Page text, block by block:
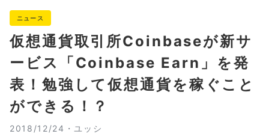
ニュース
仮想通貨取引所Coinbaseが新サ
ービス「Coinbase Earn」を発
表！勉強して仮想通貨を稼ぐこと
ができる！？
2018/12/24・ ユッシ